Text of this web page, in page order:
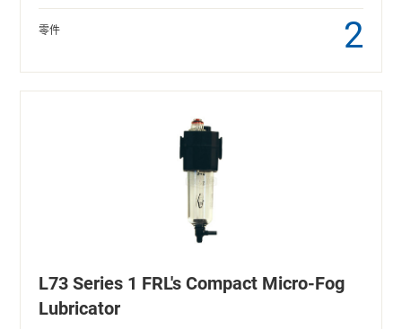
零件 2
L73 Series 1 FRL's Compact Micro-Fog
Lubricator